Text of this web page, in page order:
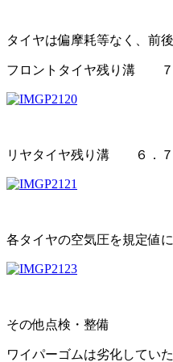
タイヤは偏摩耗等なく、前
フロントタイヤ残り溝 ７
リヤタイヤ残り溝 ６．７
各タイヤの空気圧を規定値
その他点検・整備
ワイパーゴムは劣化してい